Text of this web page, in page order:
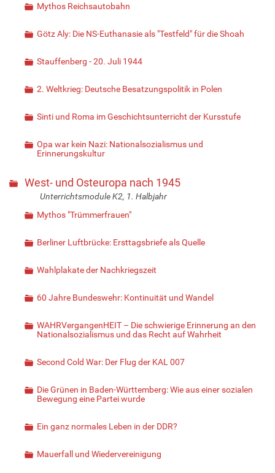
Mythos Reichsautobahn
Götz Aly: Die NS-Euthanasie als "Testfeld" für die Shoah
Stauffenberg - 20. Juli 1944
2. Weltkrieg: Deutsche Besatzungspolitik in Polen
Sinti und Roma im Geschichtsunterricht der Kursstufe
Opa war kein Nazi: Nationalsozialismus und
Erinnerungskultur
West- und Osteuropa nach 1945
Unterrichtsmodule K2, 1. Halbjahr
Mythos "Trümmerfrauen"
Berliner Luftbrücke: Ersttagsbriefe als Quelle
Wahlplakate der Nachkriegszeit
60 Jahre Bundeswehr: Kontinuität und Wandel
WAHRVergangenHEIT – Die schwierige Erinnerung an den
Nationalsozialismus und das Recht auf Wahrheit
Second Cold War: Der Flug der KAL 007
Die Grünen in Baden-Württemberg: Wie aus einer sozialen
Bewegung eine Partei wurde
Ein ganz normales Leben in der DDR?
Mauerfall und Wiedervereinigung